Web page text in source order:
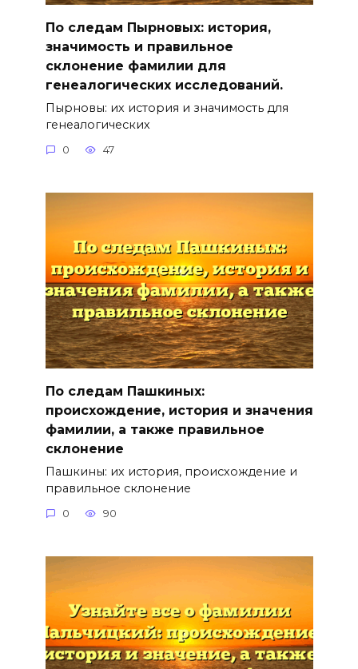
По следам Пырновых: история,
значимость и правильное
склонение фамилии для
генеалогических исследований.
Пырновы: их история и значимость для
генеалогических
0 47
По следам Пашкиных:
происхождение, история и значения
фамилии, а также правильное
склонение
Пашкины: их история, происхождение и
правильное склонение
0 90